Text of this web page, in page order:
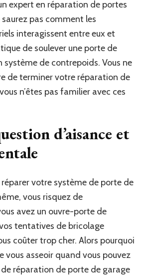
expert en réparation de portes
pas comment les
interagissent entre eux et
de soulever une porte de
système de contrepoids. Vous ne
de terminer votre réparation de
n’êtes pas familier avec ces
d’aisance et
réparer votre système de porte de
vous risquez de
avez un ouvre-porte de
tentatives de bricolage
coûter trop cher. Alors pourquoi
vous asseoir quand vous pouvez
réparation de porte de garage